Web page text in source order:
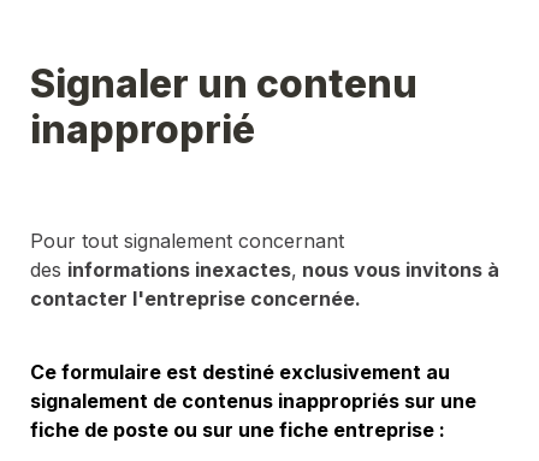
Signaler un contenu
inapproprié
Pour tout signalement concernant
des informations inexactes, nous vous invitons à
contacter l'entreprise concernée.
Ce formulaire est destiné exclusivement au
signalement de contenus inappropriés sur une
fiche de poste ou sur une fiche entreprise :